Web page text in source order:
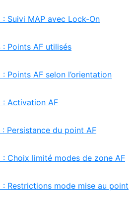
: Suivi MAP avec Lock-On
: Points AF utilisés
: Points AF selon l’orientation
: Activation AF
: Persistance du point AF
: Choix limité modes de zone AF
: Restrictions mode mise au point